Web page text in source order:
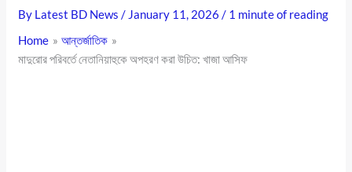
By Latest BD News/ January 11, 2026/ 1 minute of reading
Home
আন্তর্জাতিক
মাদুরোর পরিবর্তে নেতানিয়াহুকে অপহরণ করা উচিত: খাজা আসিফ